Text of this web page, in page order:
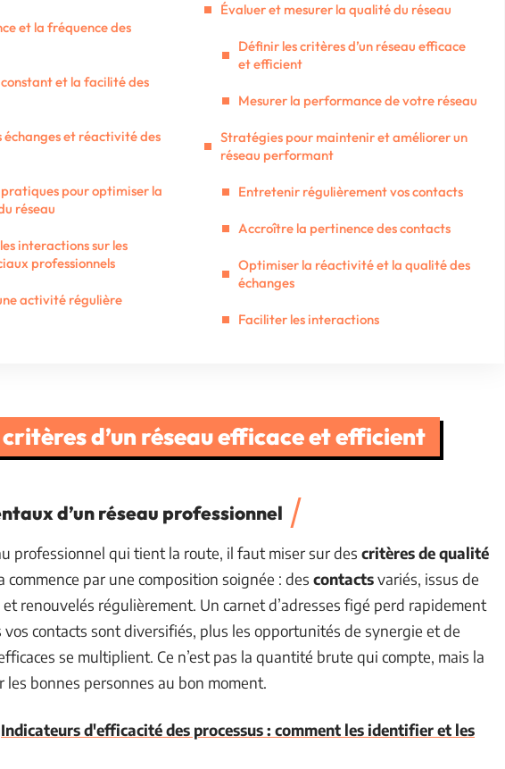
et la fréquence des
constant et la facilité des
échanges et réactivité des
pratiques pour optimiser la
réseau
interactions sur les
professionnels
activité régulière
Évaluer et mesurer la qualité du réseau
Définir les critères d’un réseau efficace
et efficient
Mesurer la performance de votre réseau
Stratégies pour maintenir et améliorer un
réseau performant
Entretenir régulièrement vos contacts
Accroître la pertinence des contacts
Optimiser la réactivité et la qualité des
échanges
Faciliter les interactions
d’un réseau efficace et efficient
d’un réseau professionnel
professionnel qui tient la route, il faut miser sur des critères de qualité
commence par une composition soignée : des contactsvariés, issus de
renouvelés régulièrement. Un carnet d’adresses figé perd rapidement
vos contacts sont diversifiés, plus les opportunités de synergie et de
se multiplient. Ce n’est pas la quantité brute qui compte, mais la
les bonnes personnes au bon moment.
Indicateurs d'efficacité des processus : comment les identifier et les